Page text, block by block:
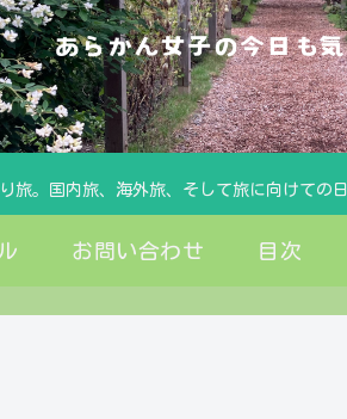
旅。国内旅、海外旅、そして旅に向けて
お問い合わせ 目次